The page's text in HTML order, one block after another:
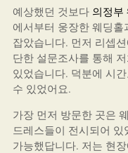
예상했던 것보다 의정부
에서부터 웅장한 웨딩
잡았습니다. 먼저 리셉
단한 설문조사를 통해
있었습니다. 덕분에 시
수 있었어요.
가장 먼저 방문한 곳은
드레스들이 전시되어
가능했답니다. 저는 현